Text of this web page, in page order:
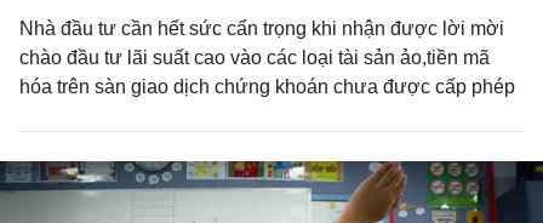
Nhà đầu tư cần hết sức cẩn trọng khi nhận được lời mời
chào đầu tư lãi suất cao vào các loại tài sản ảo,tiền mã
hóa trên sàn giao dịch chứng khoán chưa được cấp phép